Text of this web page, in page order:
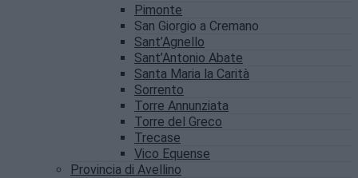
Pimonte
San Giorgio a Cremano
Sant’Agnello
Sant’Antonio Abate
Santa Maria la Carità
Sorrento
Torre Annunziata
Torre del Greco
Trecase
Vico Equense
Provincia di Avellino